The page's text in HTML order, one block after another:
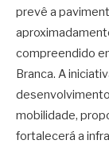
prevê a
compreendido
Branca. A
mobilidade,
fortalecerá a